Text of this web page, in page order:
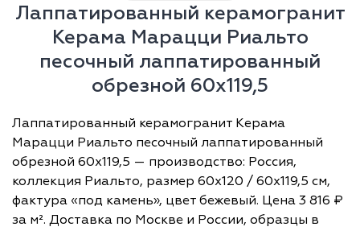
Лаппатированный керамогранит
Керама Марацци Риальто
песочный лаппатированный
обрезной 60х119,5
Лаппатированный керамогранит Керама
Марацци Риальто песочный лаппатированный
обрезной 60х119,5 — производство: Россия,
коллекция Риальто, размер 60х120 / 60х119,5 см,
фактура «под камень», цвет бежевый. Цена 3 816 ₽
за м². Доставка по Москве и России, образцы в